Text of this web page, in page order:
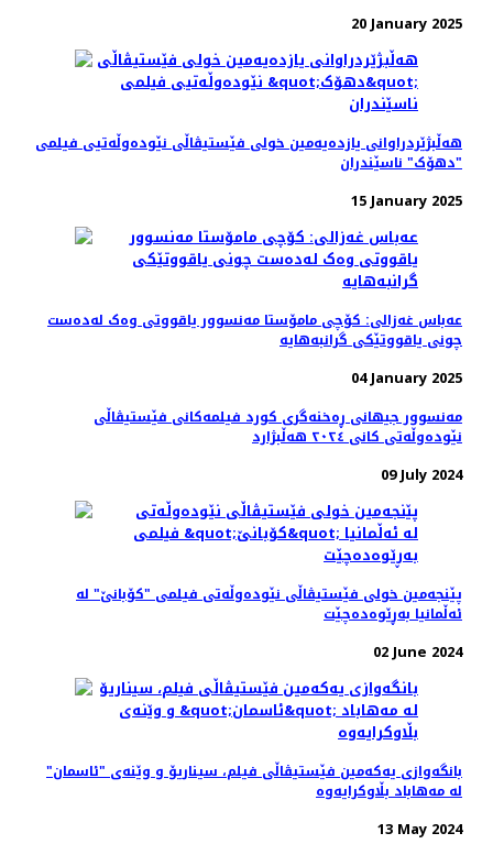
20 January 2025
هه‌ڵبژێردراوانی یازده‌یه‌مین خولی فێستیڤاڵی نێودەوڵەتیی فیلمی
"دهۆک" ناسێندران
15 January 2025
عەباس غەزالی: کۆچی مامۆستا مه‌نسوور یاقووتی وه‌ک له‌ده‌ست
چونی یاقووتێکی گرانبه‌هایه
04 January 2025
مەنسوور جیهانی ڕه‌خنه‌گری کورد فیلمه‌کانی فێستیڤاڵی
نێوده‌وڵه‌تی کانی ٢٠٢٤ هه‌ڵبژارد
09 July 2024
پێنجەمین خولی فێستیڤاڵی نێودەوڵەتی فیلمی "کۆبانێ" لە
ئەڵمانیا بەڕێوەده‌چێت
02 June 2024
بانگەوازی یەکەمین فێستیڤاڵی فیلم، سیناریۆ و وێنه‌ی "ئاسمان"
لە مەهاباد بڵاوکرایەوە
13 May 2024